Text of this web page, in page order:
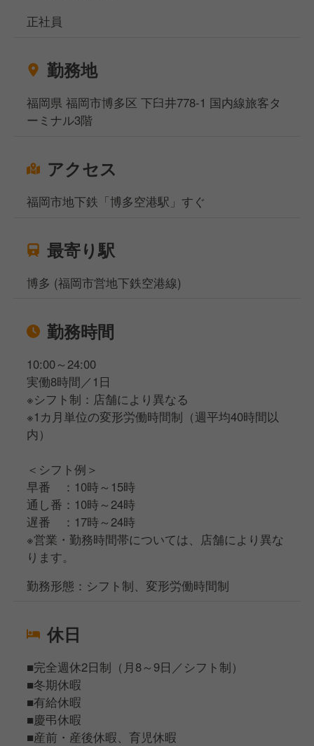
正社員
勤務地
福岡県 福岡市博多区 下臼井778-1 国内線旅客タ
ーミナル3階
アクセス
福岡市地下鉄「博多空港駅」すぐ
最寄り駅
博多 (福岡市営地下鉄空港線)
勤務時間
10:00～24:00
実働8時間／1日
※シフト制：店舗により異なる
※1カ月単位の変形労働時間制（週平均40時間以
内）
＜シフト例＞
早番 ：10時～15時
通し番：10時～24時
遅番 ：17時～24時
※営業・勤務時間帯については、店舗により異な
ります。
勤務形態：シフト制、変形労働時間制
休日
■完全週休2日制（月8～9日／シフト制）
■冬期休暇
■有給休暇
■慶弔休暇
■産前・産後休暇、育児休暇